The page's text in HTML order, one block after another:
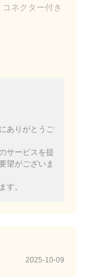
ネクター付き
ありがとうご
サービスを提
望がございま
す。
2025-10-09